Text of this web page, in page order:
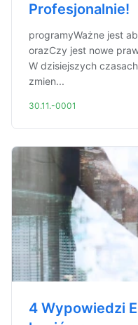
Profesjonalnie!
programyWażne jest
orazCzy jest nowe
W dzisiejszych
zmien...
30.11.-0001
4 Wypowiedzi